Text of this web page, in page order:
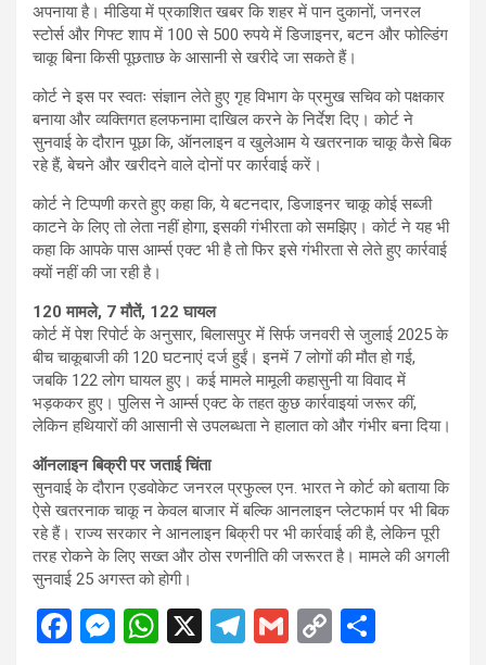
अपनाया है। मीडिया में प्रकाशित खबर कि शहर में पान दुकानों, जनरल
स्टोर्स और गिफ्ट शाप में 100 से 500 रुपये में डिजाइनर, बटन और फोल्डिंग
चाकू बिना किसी पूछताछ के आसानी से खरीदे जा सकते हैं।
कोर्ट ने इस पर स्वतः संज्ञान लेते हुए गृह विभाग के प्रमुख सचिव को पक्षकार
बनाया और व्यक्तिगत हलफनामा दाखिल करने के निर्देश दिए। कोर्ट ने
सुनवाई के दौरान पूछा कि, ऑनलाइन व खुलेआम ये खतरनाक चाकू कैसे बिक
रहे हैं, बेचने और खरीदने वाले दोनों पर कार्रवाई करें।
कोर्ट ने टिप्पणी करते हुए कहा कि, ये बटनदार, डिजाइनर चाकू कोई सब्जी
काटने के लिए तो लेता नहीं होगा, इसकी गंभीरता को समझिए। कोर्ट ने यह भी
कहा कि आपके पास आर्म्स एक्ट भी है तो फिर इसे गंभीरता से लेते हुए कार्रवाई
क्यों नहीं की जा रही है।
120 मामले, 7 मौतें, 122 घायल
कोर्ट में पेश रिपोर्ट के अनुसार, बिलासपुर में सिर्फ जनवरी से जुलाई 2025 के
बीच चाकूबाजी की 120 घटनाएं दर्ज हुईं। इनमें 7 लोगों की मौत हो गई,
जबकि 122 लोग घायल हुए। कई मामले मामूली कहासुनी या विवाद में
भड़ककर हुए। पुलिस ने आर्म्स एक्ट के तहत कुछ कार्रवाइयां जरूर कीं,
लेकिन हथियारों की आसानी से उपलब्धता ने हालात को और गंभीर बना दिया।
ऑनलाइन बिक्री पर जताई चिंता
सुनवाई के दौरान एडवोकेट जनरल प्रफुल्ल एन. भारत ने कोर्ट को बताया कि
ऐसे खतरनाक चाकू न केवल बाजार में बल्कि आनलाइन प्लेटफार्म पर भी बिक
रहे हैं। राज्य सरकार ने आनलाइन बिक्री पर भी कार्रवाई की है, लेकिन पूरी
तरह रोकने के लिए सख्त और ठोस रणनीति की जरूरत है। मामले की अगली
सुनवाई 25 अगस्त को होगी।
F
M W X
T
G
C